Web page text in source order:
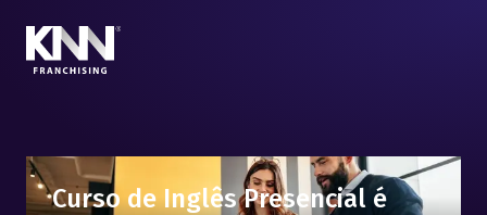
Curso de Inglês Presencial é